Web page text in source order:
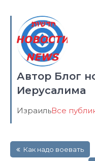
Автор Блог
Иерусалима
ИзраильВсе
по Как надо воевать